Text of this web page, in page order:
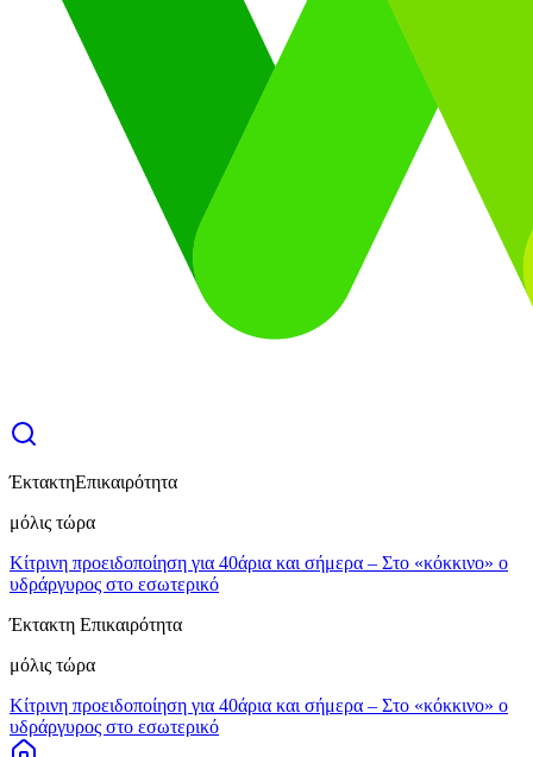
ΈκτακτηΕπικαιρότητα
μόλις τώρα
Κίτρινη προειδοποίηση για 40άρια και σήμερα – Στο «κόκκινο» ο
υδράργυρος στο εσωτερικό
Έκτακτη Επικαιρότητα
μόλις τώρα
Κίτρινη προειδοποίηση για 40άρια και σήμερα – Στο «κόκκινο» ο
υδράργυρος στο εσωτερικό